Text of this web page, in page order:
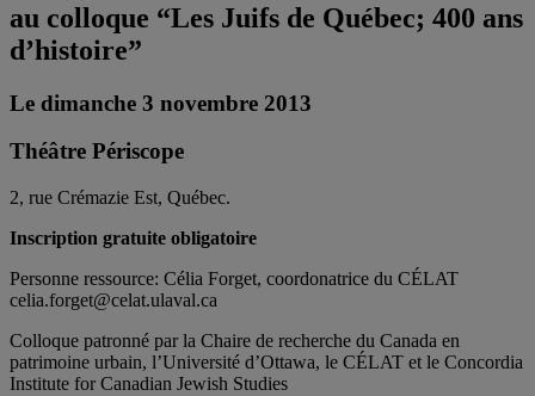
au colloque “Les Juifs de Québec; 400 ans
d’histoire”
Le dimanche 3 novembre 2013
Théâtre Périscope
2, rue Crémazie Est, Québec.
Inscription gratuite obligatoire
Personne ressource: Célia Forget, coordonatrice du CÉLAT
celia.forget@celat.ulaval.ca
Colloque patronné par la Chaire de recherche du Canada en
patrimoine urbain, l’Université d’Ottawa, le CÉLAT et le Concordia
Institute for Canadian Jewish Studies